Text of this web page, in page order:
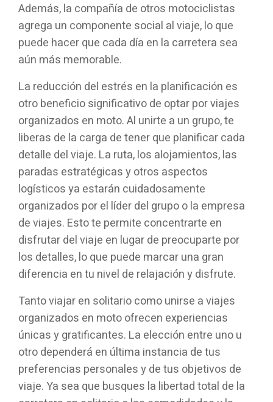
Además, la compañía de otros motociclistas
agrega un componente social al viaje, lo que
puede hacer que cada día en la carretera sea
aún más memorable.
La reducción del estrés en la planificación es
otro beneficio significativo de optar por viajes
organizados en moto. Al unirte a un grupo, te
liberas de la carga de tener que planificar cada
detalle del viaje. La ruta, los alojamientos, las
paradas estratégicas y otros aspectos
logísticos ya estarán cuidadosamente
organizados por el líder del grupo o la empresa
de viajes. Esto te permite concentrarte en
disfrutar del viaje en lugar de preocuparte por
los detalles, lo que puede marcar una gran
diferencia en tu nivel de relajación y disfrute.
Tanto viajar en solitario como unirse a viajes
organizados en moto ofrecen experiencias
únicas y gratificantes. La elección entre uno u
otro dependerá en última instancia de tus
preferencias personales y de tus objetivos de
viaje. Ya sea que busques la libertad total de la